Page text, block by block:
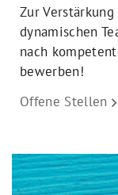
Zur
dynamischen
nach
bewerben!
Offene Stellen